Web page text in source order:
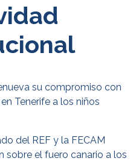
su compromiso con
Tenerife a los niños
del REF y la FECAM
sobre el fuero canario a los